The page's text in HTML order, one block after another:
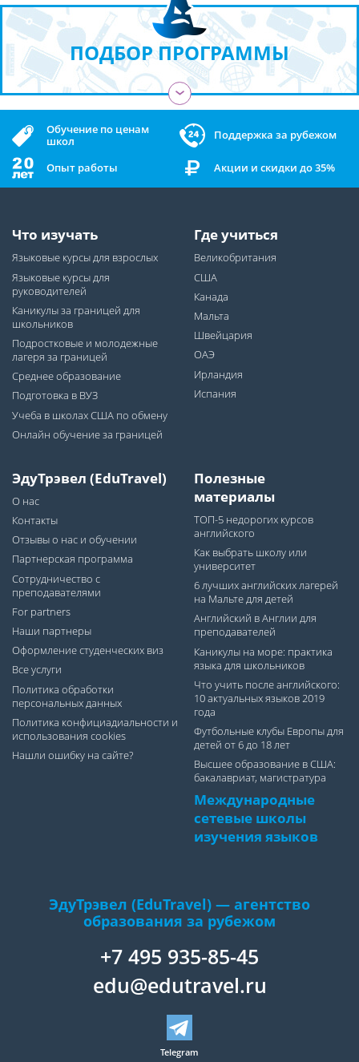
ПОДБОР ПРОГРАММЫ
›
Обучение по ценам
школ
Поддержка за рубежом
Опыт работы Акции и скидки до 35%
Что изучать
Языковые курсы для взрослых
Языковые курсы для
руководителей
Каникулы за границей для
школьников
Подростковые и молодежные
лагеря за границей
Среднее образование
Подготовка в ВУЗ
Учеба в школах США по обмену
Онлайн обучение за границей
Где учиться
Великобритания
США
Канада
Мальта
Швейцария
ОАЭ
Ирландия
Испания
ЭдуТрэвел (EduTravel)
О нас
Контакты
Отзывы о нас и обучении
Партнерская программа
Сотрудничество с
преподавателями
For partners
Наши партнеры
Оформление студенческих виз
Все услуги
Политика обработки
персональных данных
Политика конфициадиальности и
использования cookies
Нашли ошибку на сайте?
Полезные
материалы
ТОП-5 недорогих курсов
английского
Как выбрать школу или
университет
6 лучших английских лагерей
на Мальте для детей
Английский в Англии для
преподавателей
Каникулы на море: практика
языка для школьников
Что учить после английского:
10 актуальных языков 2019
года
Футбольные клубы Европы для
детей от 6 до 18 лет
Высшее образование в США:
бакалавриат, магистратура
Международные
сетевые школы
изучения языков
ЭдуТрэвел (EduTravel) — агентство
образования за рубежом
+7 495 935-85-45
edu@edutravel.ru
Telegram